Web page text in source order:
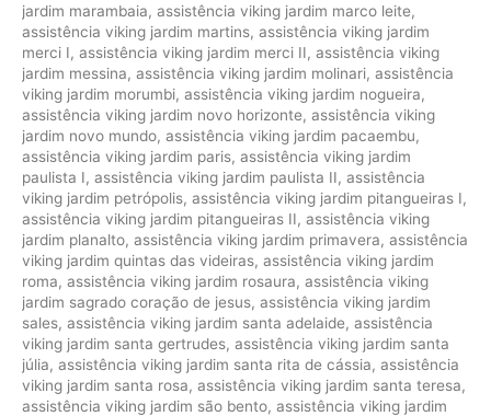
jardim marambaia, assistência viking jardim marco leite,
assistência viking jardim martins, assistência viking jardim
merci I, assistência viking jardim merci II, assistência viking
jardim messina, assistência viking jardim molinari, assistência
viking jardim morumbi, assistência viking jardim nogueira,
assistência viking jardim novo horizonte, assistência viking
jardim novo mundo, assistência viking jardim pacaembu,
assistência viking jardim paris, assistência viking jardim
paulista I, assistência viking jardim paulista II, assistência
viking jardim petrópolis, assistência viking jardim pitangueiras I,
assistência viking jardim pitangueiras II, assistência viking
jardim planalto, assistência viking jardim primavera, assistência
viking jardim quintas das videiras, assistência viking jardim
roma, assistência viking jardim rosaura, assistência viking
jardim sagrado coração de jesus, assistência viking jardim
sales, assistência viking jardim santa adelaide, assistência
viking jardim santa gertrudes, assistência viking jardim santa
júlia, assistência viking jardim santa rita de cássia, assistência
viking jardim santa rosa, assistência viking jardim santa teresa,
assistência viking jardim são bento, assistência viking jardim